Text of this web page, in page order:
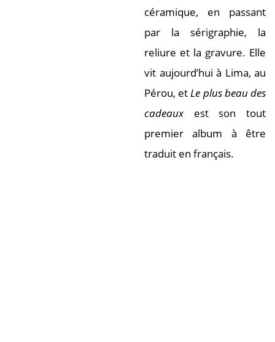
céramique, en passant
par la sérigraphie, la
reliure et la gravure. Elle
vit aujourd’hui à Lima, au
Pérou, etLe plus beau des
cadeauxest son tout
premier album à être
traduit en français.